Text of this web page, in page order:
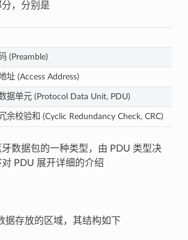
，分别是
(Preamble)
址 (Access Address)
据单元 (Protocol Data Unit, PDU)
余校验和 (Cyclic Redundancy Check, CRC)
数据包的一种类型，由 PDU 类型决
PDU 展开详细的介绍
据存放的区域，其结构如下